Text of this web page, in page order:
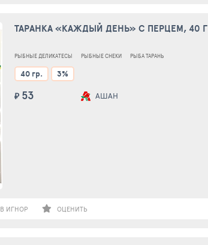
ТАРАНКА «КАЖДЫЙ ДЕНЬ» С ПЕРЦЕМ, 40 Г
РЫБНЫЕ ДЕЛИКАТЕСЫ РЫБНЫЕ СНЕКИ РЫБА ТАРАНЬ
40 гр. 3%
₽ 53 АШАН
В ИГНОР ОЦЕНИТЬ